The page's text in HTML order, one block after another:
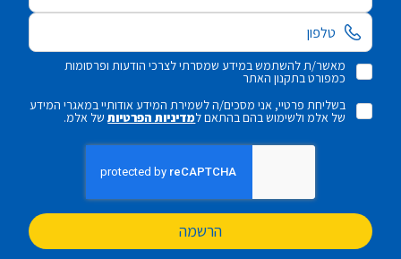
מאשר/ת להשתמש במידע שמסרתי לצרכי הודעות ופרסומות
כמפורט בתקנון האתר
בשליחת פרטיי, אני מסכים/ה לשמירת המידע אודותיי במאגרי המידע
של אלמ ולשימוש בהם בהתאם למדיניות הפרטיותשל אלמ.
הרשמה